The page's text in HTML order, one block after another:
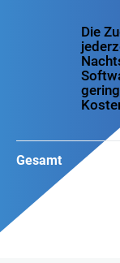
Die
Gesamt